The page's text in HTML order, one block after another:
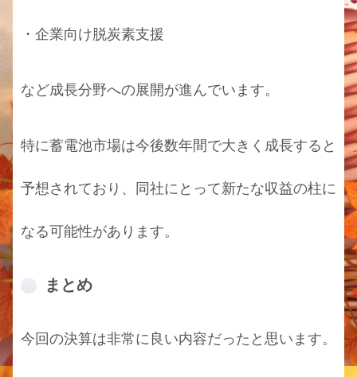
・企業向け脱炭素支援
など成長分野への展開が進んでいます。
特に蓄電池市場は今後数年間で大きく成長すると
予想されており、同社にとって新たな収益の柱に
なる可能性があります。
まとめ
今回の決算は非常に良い内容だったと思います。